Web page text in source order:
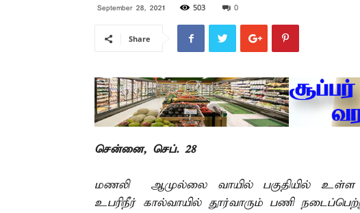
September 28, 2021 503 0
Share
சென்னை, செப். 28 –
மணலி ஆமுல்லை வாயில் பகுதியில் உள்ள
உபரிநீர் கால்வாயில் தூர்வாரும் பணி